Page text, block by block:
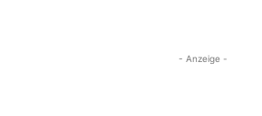
- Anzeige -